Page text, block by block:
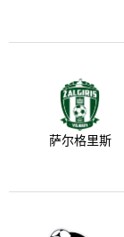
萨尔格里斯